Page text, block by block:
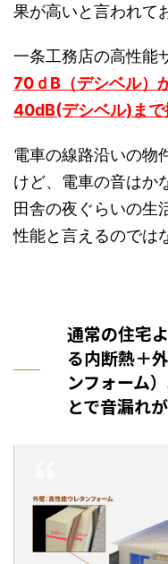
果が高いと言われて
一条工務店の高性能
70ｄB（デシベル）
40dB(デシベル)まで
電車の線路沿いの物
けど、電車の音はか
田舎の夜ぐらいの生
性能と言えるのでは
通常の住宅
る内断熱＋
ンフォーム
とで音漏れ